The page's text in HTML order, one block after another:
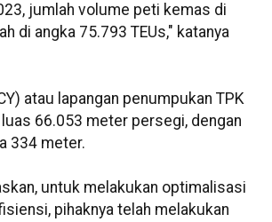
jumlah volume peti kemas di
di angka 75.793 TEUs," katanya
atau lapangan penumpukan TPK
66.053 meter persegi, dengan
334 meter.
untuk melakukan optimalisasi
pihaknya telah melakukan